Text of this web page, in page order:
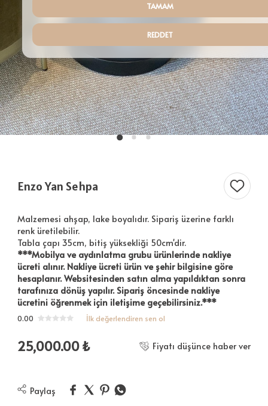
Tepsiler
Saksılar
Servisler
Sehpalar
Tüm Ürünler ürünleri
Enzo Yan Sehpa
Malzemesi ahşap, lake boyalıdır. Sipariş üzerine farklı
renk üretilebilir.
Tabla çapı 35cm, bitiş yüksekliği 50cm'dir.
***Mobilya ve aydınlatma grubu ürünlerinde nakliye
ücreti alınır. Nakliye ücreti ürün ve şehir bilgisine göre
hesaplanır. Websitesinden satın alma yapıldıktan sonra
tarafınıza dönüş yapılır. Sipariş öncesinde nakliye
ücretini öğrenmek için iletişime geçebilirsiniz.***
0.00 İlk değerlendiren sen ol
25,000.00₺ Fiyatı düşünce haber ver
Paylaş
TAMAM
REDDET